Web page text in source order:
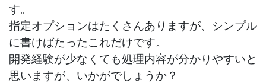
す。
指定オプションはたくさんありますが、シンプル
に書けばたったこれだけです。
開発経験が少なくても処理内容が分かりやすいと
思いますが、いかがでしょうか？